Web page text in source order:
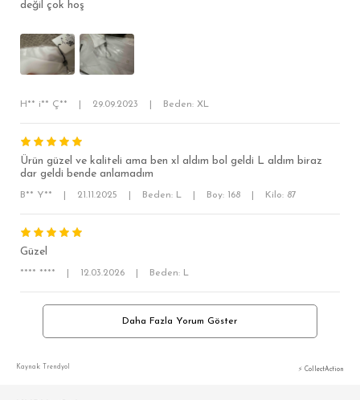
değil çok hoş
H** i** Ç** 29.09.2023 Beden: XL
Ürün güzel ve kaliteli ama ben xl aldım bol geldi L aldım biraz
dar geldi bende anlamadım
B** Y** 21.11.2025 Beden: L Boy: 168 Kilo: 87
Güzel
**** **** 12.03.2026 Beden: L
Daha Fazla Yorum Göster
Kaynak: Trendyol ⚡ CollectAction